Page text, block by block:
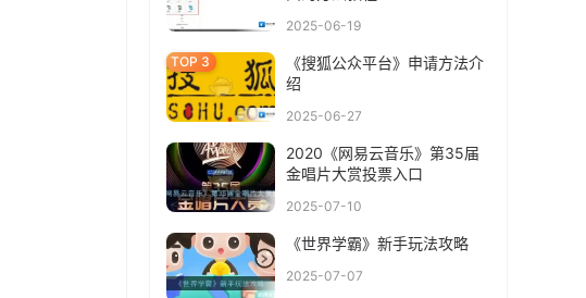
2025-06-19
《搜狐公众平台》申请方法介
绍
2025-06-27
2020《网易云音乐》第35届
金唱片大赏投票入口
2025-07-10
《世界学霸》新手玩法攻略
2025-07-07